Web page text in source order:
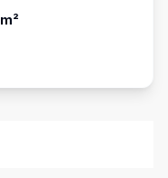
m²